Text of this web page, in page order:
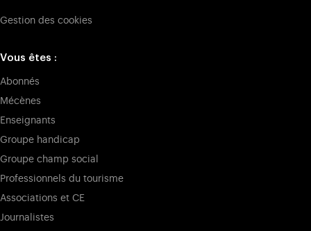
Gestion des cookies
Vous êtes :
Abonnés
Mécènes
Enseignants
Groupe handicap
Groupe champ social
Professionnels du tourisme
Associations et CE
Journalistes